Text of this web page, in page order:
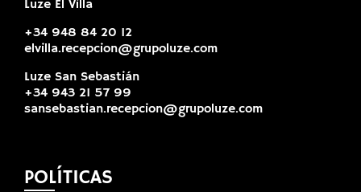
Luze El Villa
+34 948 84 20 12
elvilla.recepcion@grupoluze.com
Luze San Sebastián
+34 943 21 57 99
sansebastian.recepcion@grupoluze.com
POLÍTICAS